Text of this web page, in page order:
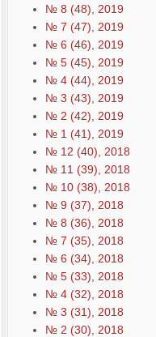
№ 8 (48), 2019
№ 7 (47), 2019
№ 6 (46), 2019
№ 5 (45), 2019
№ 4 (44), 2019
№ 3 (43), 2019
№ 2 (42), 2019
№ 1 (41), 2019
№ 12 (40), 2018
№ 11 (39), 2018
№ 10 (38), 2018
№ 9 (37), 2018
№ 8 (36), 2018
№ 7 (35), 2018
№ 6 (34), 2018
№ 5 (33), 2018
№ 4 (32), 2018
№ 3 (31), 2018
№ 2 (30), 2018